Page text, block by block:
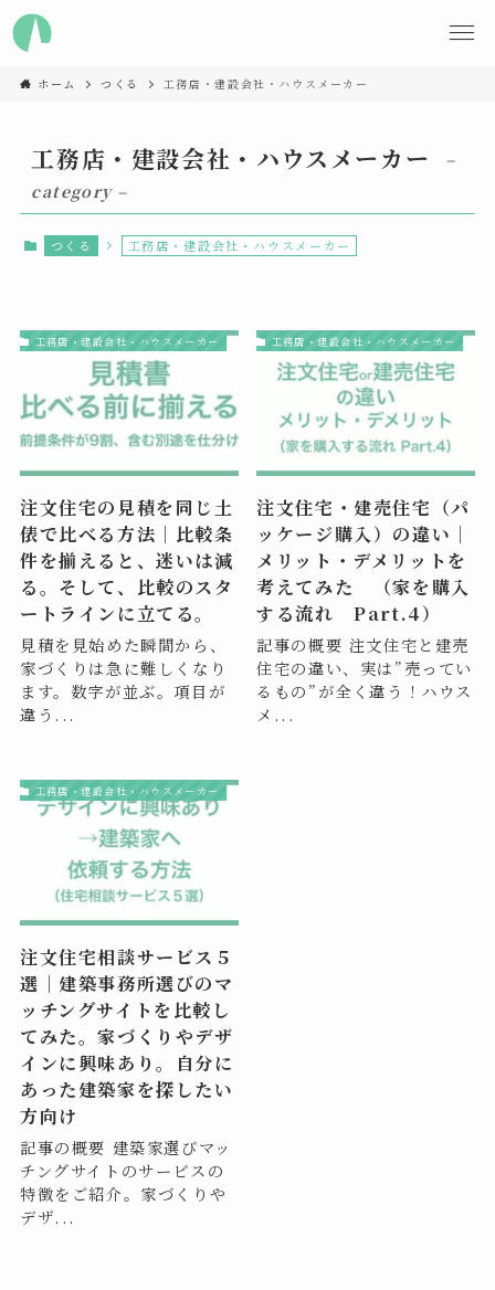
ホーム つくる 工務店・建設会社・ハウスメーカー
工務店・建設会社・ハウスメーカー
–
category –
つくる 工務店・建設会社・ハウスメーカー
工務店・建設会社・ハウスメーカー
注文住宅の見積を同じ土
俵で比べる方法｜比較条
件を揃えると、迷いは減
る。そして、比較のスタ
ートラインに立てる。
見積を見始めた瞬間から、
家づくりは急に難しくなり
ます。数字が並ぶ。項目が
違う...
工務店・建設会社・ハウスメーカー
注文住宅・建売住宅（パ
ッケージ購入）の違い｜
メリット・デメリットを
考えてみた （家を購入
する流れ Part.4）
記事の概要 注文住宅と建売
住宅の違い、実は”売ってい
るもの”が全く違う！ハウス
メ...
工務店・建設会社・ハウスメーカー
注文住宅相談サービス５
選｜建築事務所選びのマ
ッチングサイトを比較し
てみた。家づくりやデザ
インに興味あり。自分に
あった建築家を探したい
方向け
記事の概要 建築家選びマッ
チングサイトのサービスの
特徴をご紹介。家づくりや
デザ...